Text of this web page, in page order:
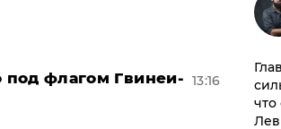
под флагом Гвинеи- 13:16
что